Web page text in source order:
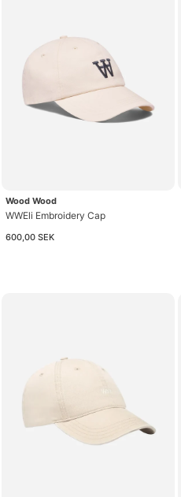
Wood Wood
WWEli Embroidery Cap
600,00 SEK